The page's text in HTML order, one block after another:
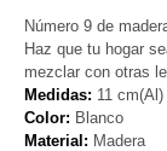
Número 9 de
Haz que tu hogar
mezclar con otras
Medidas: 11
Color: Blanco
Material: Madera